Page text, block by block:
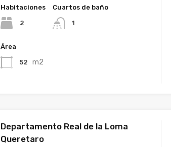
Habitaciones
2
Cuartos de baño
1
Área
52 m2
Departamento Real de la Loma
Queretaro